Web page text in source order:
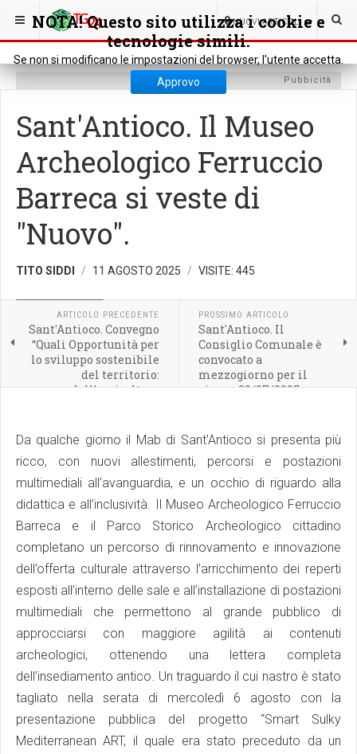
NOTA! Questo sito utilizza i cookie e
tecnologie simili.
Se non si modificano le impostazioni del browser, l'utente accetta.
Approvo
0 NUOVI ARTICOLI
SEI QUI: POLITICA POLITICA LOCALE
Pubbicità
Sant'Antioco. Il Museo
Archeologico Ferruccio
Barreca si veste di
"Nuovo".
TITO SIDDI 11 AGOSTO 2025 VISITE: 445
ARTICOLO PRECEDENTE
Sant'Antioco. Convegno
“Quali Opportunità per
lo sviluppo sostenibile
del territorio:
dall’agricoltura
Repliche a Carloforte e
PROSSIMO ARTICOLO
Sant'Antioco. Il
Consiglio Comunale è
convocato a
mezzogiorno per il
giorno 29/07/2025 -
Da qualche giorno il Mab di Sant'Antioco si presenta più
ricco, con nuovi allestimenti, percorsi e postazioni
multimediali all’avanguardia, e un occhio di riguardo alla
didattica e all’inclusività. Il Museo Archeologico Ferruccio
Barreca e il Parco Storico Archeologico cittadino
completano un percorso di rinnovamento e innovazione
dell’offerta culturale attraverso l’arricchimento dei reperti
esposti all’interno delle sale e all’installazione di postazioni
multimediali che permettono al grande pubblico di
approcciarsi con maggiore agilità ai contenuti
archeologici, ottenendo una lettera completa
dell’insediamento antico. Un traguardo il cui nastro è stato
tagliato nella serata di mercoledì 6 agosto con la
presentazione pubblica del progetto “Smart Sulky
Mediterranean ART, il quale era stato preceduto da un